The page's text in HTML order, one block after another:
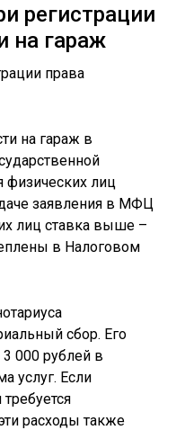
регистрации
на гараж
на гараж в
лиц
заявления в МФЦ
лиц ставка выше –
в Налоговом
сбор. Его
000 рублей в
услуг. Если
расходы также